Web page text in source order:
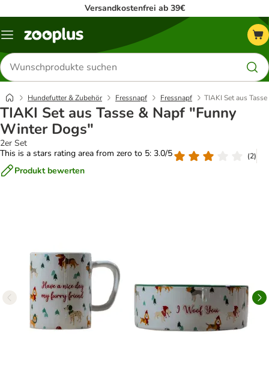
Versandkostenfrei ab 39€
Menü
Produkte
suchen
Hundefutter & Zubehör Fressnapf Fressnapf TIAKI Set aus
TIAKI Set aus Tasse & Napf "Funny
Winter Dogs"
2er Set
This is a stars rating area from zero to 5: 3.0/5
(2)
Produkt bewerten